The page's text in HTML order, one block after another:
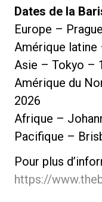
Dates de la
Europe –
Amérique
Asie – Tokyo –
Amérique du
2026
Afrique –
Pacifique –
Pour plus
https://